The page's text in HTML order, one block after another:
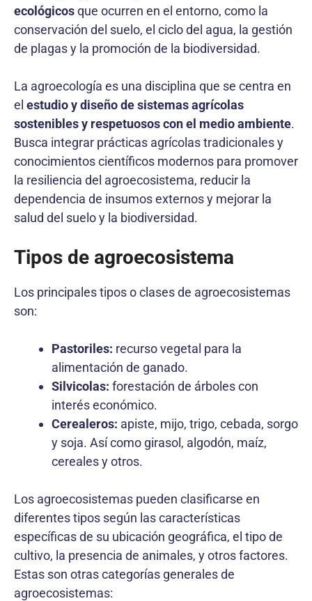
ecológicosque ocurren en el entorno, como la
conservación del suelo, el ciclo del agua, la gestión
de plagas y la promoción de la biodiversidad.
La agroecología es una disciplina que se centra en
el estudio y diseño de sistemas agrícolas
sostenibles y respetuosos con el medio ambiente.
Busca integrar prácticas agrícolas tradicionales y
conocimientos científicos modernos para promover
la resiliencia del agroecosistema, reducir la
dependencia de insumos externos y mejorar la
salud del suelo y la biodiversidad.
Tipos de agroecosistema
Los principales tipos o clases de agroecosistemas
son:
Pastoriles: recurso vegetal para la
alimentación de ganado.
Silvicolas: forestación de árboles con
interés económico.
Cerealeros: apiste, mijo, trigo, cebada, sorgo
y soja. Así como girasol, algodón, maíz,
cereales y otros.
Los agroecosistemas pueden clasificarse en
diferentes tipos según las características
específicas de su ubicación geográfica, el tipo de
cultivo, la presencia de animales, y otros factores.
Estas son otras categorías generales de
agroecosistemas: